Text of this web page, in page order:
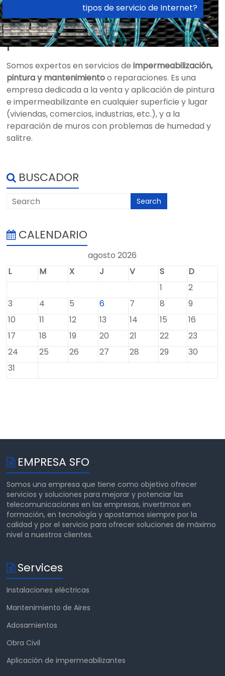
¿En qué se diferencia la fibra óptica de otros
tipos de servicio de Internet?
Servicio de aplicación de
impermeabilizante y
pintura
Somos expertos en servicios deimpermeabilización,
pintura y mantenimientoo reparaciones. Es una
empresa dedicada a la venta y aplicación de pintura
e impermeabilizante en cualquier superficie y lugar
(viviendas, comercios, industrias, etc.), y a la
reparación de muros con problemas de humedad y
salitre.
BUSCADOR
CALENDARIO
agosto 2026
L
M X J V S
D
1
2
3
4 5 6 7 8
9
10
11 12 13 14 15
16
17
18 19 20 21 22
23
24
25 26 27 28 29
30
31
EMPRESA SFO
Somos una empresa que tiene como objetivo ofrecer
servicios y soluciones para mejorar y potenciar las
telecomunicaciones en las empresas, invertimos en
formación, en tecnología y apostamos siempre por la
calidad y por el servicio para ofrecer soluciones de máximo
nivel a nuestros clientes.
Services
Instalaciones eléctricas
Mantenimiento de Aires
Adosamientos
Obra Civil
Aplicación de impermeabilizantes